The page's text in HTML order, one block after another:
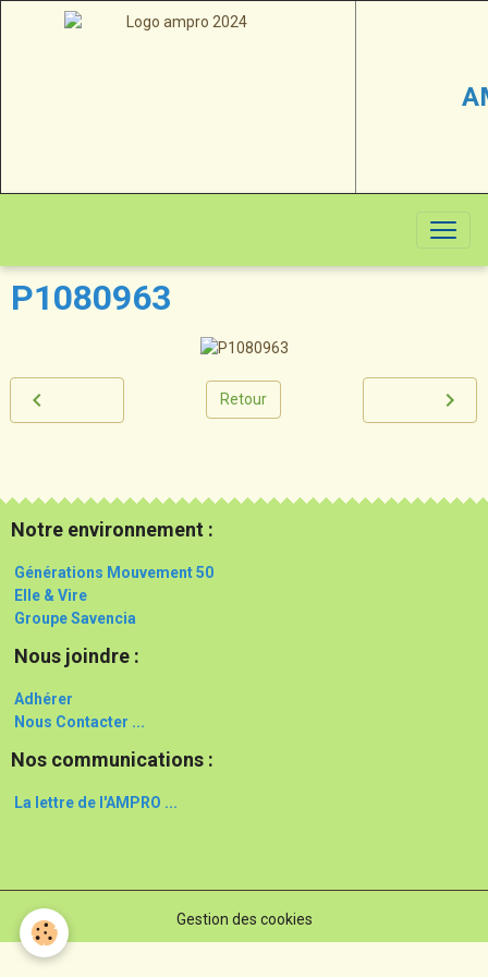
P1080963
Retour
Notre environnement :
Générations Mouvement 50
Elle & Vire
Groupe Savencia
Nous joindre :
Adhérer
Nous Contacter ...
Nos communications :
La lettre de l'AMPRO ...
Gestion des cookies